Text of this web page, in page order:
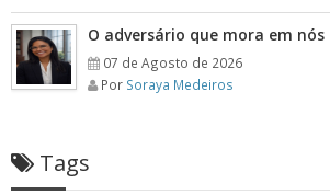
O adversário que mora em nós
07 de Agosto de 2026
Por Soraya Medeiros
Tags